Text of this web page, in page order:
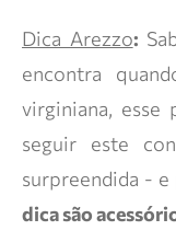
Dica Arezzo:
encontra
virginiana,
seguir este
surpreendida -
dica são